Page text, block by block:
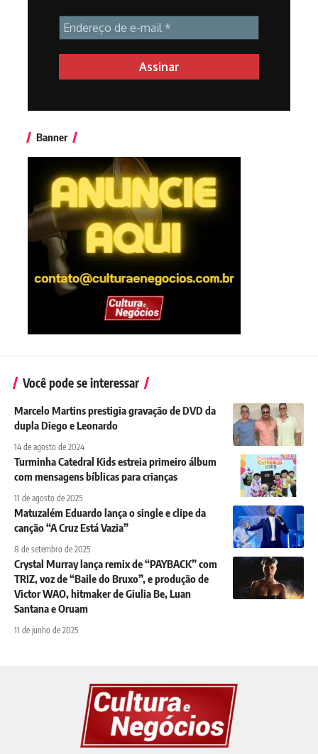
Banner
Você pode se interessar
Marcelo Martins prestigia gravação de DVD da
dupla Diego e Leonardo
14 de agosto de 2024
Turminha Catedral Kids estreia primeiro álbum
com mensagens bíblicas para crianças
11 de agosto de 2025
Matuzalém Eduardo lança o single e clipe da
canção “A Cruz Está Vazia”
8 de setembro de 2025
Crystal Murray lança remix de “PAYBACK” com
TRIZ, voz de “Baile do Bruxo”, e produção de
Victor WAO, hitmaker de Giulia Be, Luan
Santana e Oruam
11 de junho de 2025